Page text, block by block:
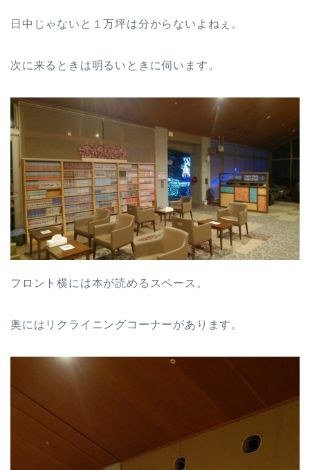
日中じゃないと１万坪は分からないよねぇ。
次に来るときは明るいときに伺います。
フロント横には本が読めるスペース。
奥にはリクライニングコーナーがあります。